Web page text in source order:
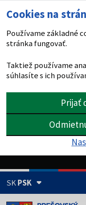
Cookies na
Používame základné
stránka fungovať.
Taktiež používame
súhlasíte s ich
Prijať
SKPSK